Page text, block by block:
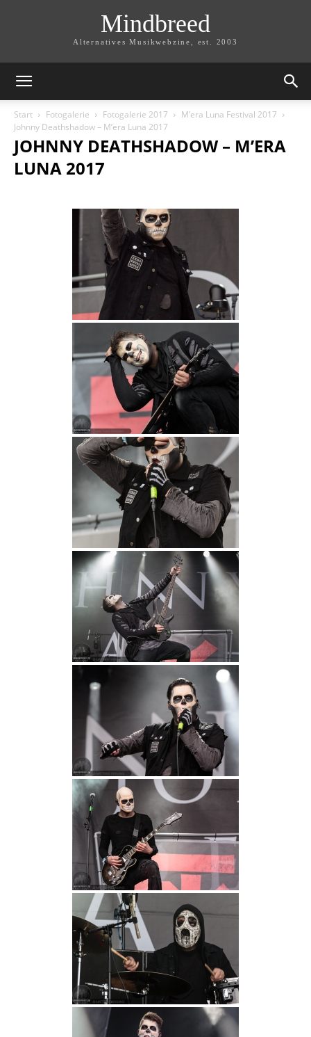
Mindbreed
Alternatives Musikwebzine, est. 2003
Start Fotogalerie Fotogalerie 2017
M’era Luna Festival 2017
Johnny Deathshadow – M’era Luna 2017
JOHNNY DEATHSHADOW – M’ERA
LUNA 2017